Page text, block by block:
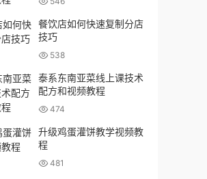
餐饮店如何快速复制分店
技巧
538
泰系东南亚菜线上课技术
配方和视频教程
474
升级鸡蛋灌饼教学视频教
程
481